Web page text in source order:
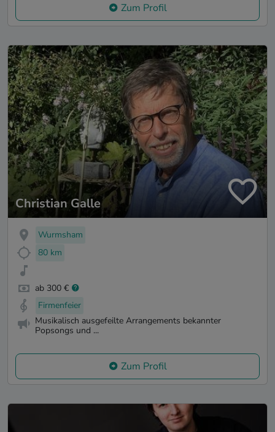
Zum Profil
Christian Galle
Wurmsham
80 km
ab 300 €
Firmenfeier
Musikalisch ausgefeilte Arrangements bekannter
Popsongs und ...
Zum Profil